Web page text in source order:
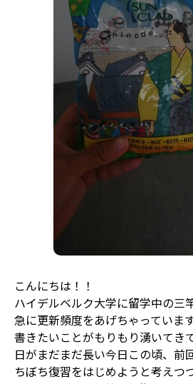
こんにちは！！
ハイデルベルク大学に留学中の三
急に更新頻度をあげちゃっていま
書きたいことがもりもり湧いてき
日がまだまだ長い今日この頃、前
ちぼち復習をはじめようと考えつ